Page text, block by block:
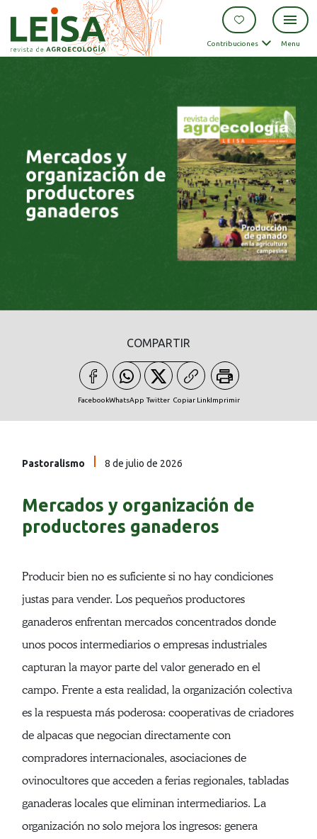
Contribuciones Menu
COMPARTIR
FacebookWhatsApp Twitter Copiar LinkImprimir
Pastoralismo 8 de julio de 2026
Mercados y organización de
productores ganaderos
Producir bien no es suficiente si no hay condiciones
justas para vender. Los pequeños productores
ganaderos enfrentan mercados concentrados donde
unos pocos intermediarios o empresas industriales
capturan la mayor parte del valor generado en el
campo. Frente a esta realidad, la organización colectiva
es la respuesta más poderosa: cooperativas de criadores
de alpacas que negocian directamente con
compradores internacionales, asociaciones de
ovinocultores que acceden a ferias regionales, tabladas
ganaderas locales que eliminan intermediarios. La
organización no solo mejora los ingresos: genera